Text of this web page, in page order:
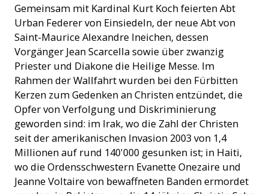
Gemeinsam mit Kardinal Kurt Koch feierten Abt
Urban Federer von Einsiedeln, der neue Abt von
Saint-Maurice Alexandre Ineichen, dessen
Vorgänger Jean Scarcella sowie über zwanzig
Priester und Diakone die Heilige Messe. Im
Rahmen der Wallfahrt wurden bei den Fürbitten
Kerzen zum Gedenken an Christen entzündet, die
Opfer von Verfolgung und Diskriminierung
geworden sind: im Irak, wo die Zahl der Christen
seit der amerikanischen Invasion 2003 von 1,4
Millionen auf rund 140'000 gesunken ist; in Haiti,
wo die Ordensschwestern Evanette Onezaire und
Jeanne Voltaire von bewaffneten Banden ermordet